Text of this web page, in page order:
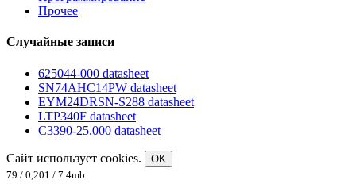
Прочее
Случайные записи
625044-000 datasheet
SN74AHC14PW datasheet
EYM24DRSN-S288 datasheet
LTP340F datasheet
C3390-25.000 datasheet
Сайт использует cookies.
OK
79 / 0,201 / 7.4mb